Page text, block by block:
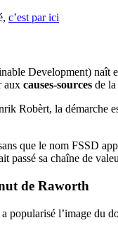
c’est par ici
Development) naît
aux causes-sources de
Robèrt, la démarche
que le nom FSSD
passé sa chaîne de
de Raworth
popularisé l’image du